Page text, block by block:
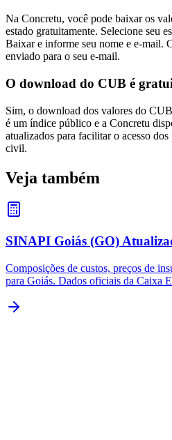
Na Concretu, você pode baixar os
estado gratuitamente. Selecione seu
Baixar e informe seu nome e e-mail.
enviado para o seu e-mail.
O download do CUB é
Sim, o download dos valores do
é um índice público e a Concretu
atualizados para facilitar o acesso
civil.
Veja também
SINAPI Goiás (GO)
Composições de custos, preços de
para Goiás. Dados oficiais da Caixa